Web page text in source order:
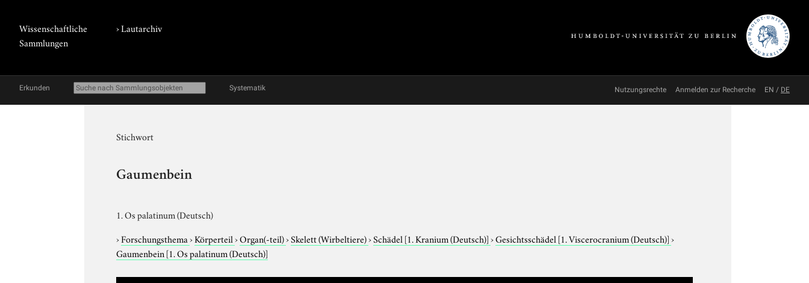
Wissenschaftliche
Sammlungen
›Lautarchiv
Erkunden Systematik Nutzungsrechte Anmelden zur Recherche EN / DE
Stichwort
Gaumenbein
1. Os palatinum (Deutsch)
›Forschungsthema›Körperteil›Organ(-teil)›Skelett (Wirbeltiere)›Schädel [1. Kranium (Deutsch)]›Gesichtsschädel [1. Viscerocranium (Deutsch)]›
Gaumenbein [1. Os palatinum (Deutsch)]